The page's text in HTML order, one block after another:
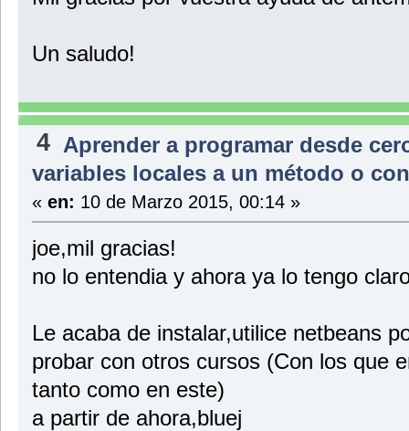
superficie = valorSuperficie;
salonCasa=valorSalonCasa;
}
cocinaCasa=valorCocinaCasa;
public double getValorSuperficie(){
public String getValorDireccion(){
return direccion;
}
public SalonCasa getValorSalonCasa(){
public CocinaCasa getValorCocinaCasa(){
return cocinaCasa;
}
}
Un saludo!
4 Aprender a programar desde
variables locales a un método o
« en: 10 de Marzo 2015, 00:14 »
joe,mil gracias!
no lo entendia y ahora ya lo tengo
Le acaba de instalar,utilice netbeans
probar con otros cursos (Con los que
tanto como en este)
a partir de ahora,bluej